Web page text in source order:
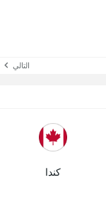
التالي
كندا